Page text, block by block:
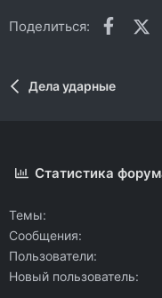
Поделиться:
Дела ударные
Статистика
Темы
Сообщения
Пользователи
Новый пользователь